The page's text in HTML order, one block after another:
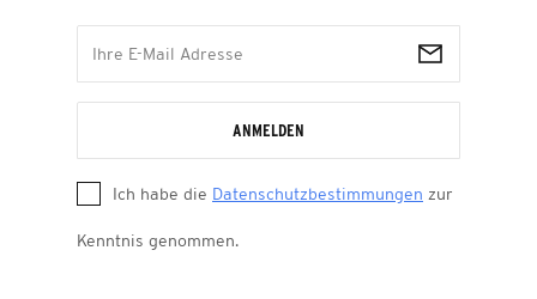
ANMELDEN
Ich habe die Datenschutzbestimmungen zur
Kenntnis genommen.